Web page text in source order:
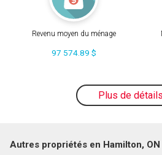
Revenu moyen du ménage
97 574.89 $
Plus de détails
Autres propriétés en Hamilton,